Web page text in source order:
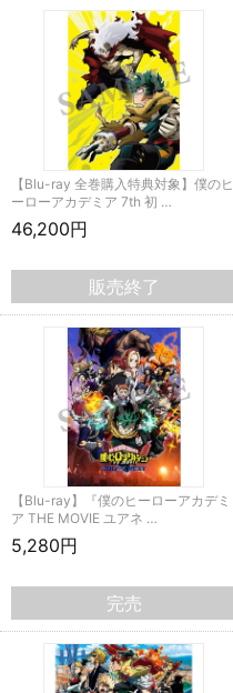
【Blu-ray 全巻購入特典対象】僕のヒ
ーローアカデミア 7th 初 …
46,200円
販売終了
【Blu-ray】『僕のヒーローアカデミ
ア THE MOVIE ユアネ …
5,280円
完売